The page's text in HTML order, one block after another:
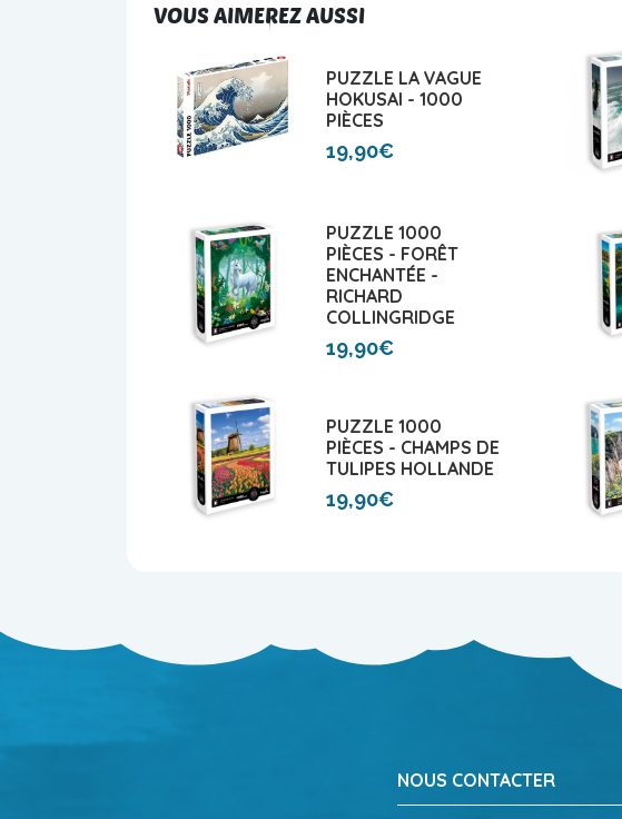
VOUS AIMEREZ AUSSI
PUZZLE LA VAGUE
HOKUSAI - 1000
PIÈCES
19,90€
PUZZLE 1000
PIÈCES - FORÊT
ENCHANTÉE -
RICHARD
COLLINGRIDGE
19,90€
PUZZLE 1000
PIÈCES - CHAMPS DE
TULIPES HOLLANDE
19,90€
NOUS CONTACTER